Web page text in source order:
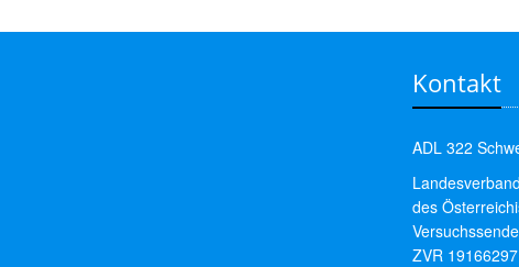
Kontakt
ADL 322
des
ZVR 19166297